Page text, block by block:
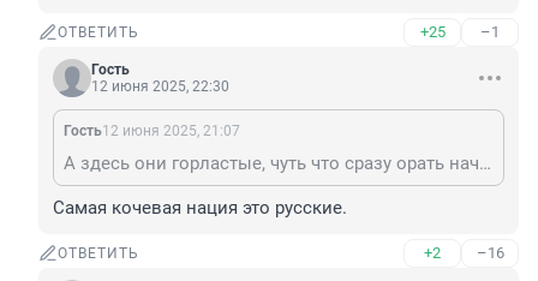
ОТВЕТИТЬ +25 –1
Гость
12 июня 2025, 22:30
Гость12 июня 2025, 21:07
А здесь они горластые, чуть что сразу орать начинают, тактика такая, лучший способ защиты для них, нападение, а потом жертвами прикидываются, пример берут с кочевых, та же тактика.
Самая кочевая нация это русские.
ОТВЕТИТЬ +2 –16